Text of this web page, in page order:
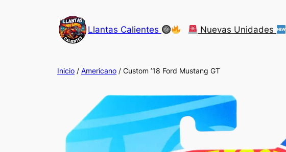
Llantas Calientes Nuevas Unidades
Inicio / Americano / Custom ’18 Ford Mustang GT